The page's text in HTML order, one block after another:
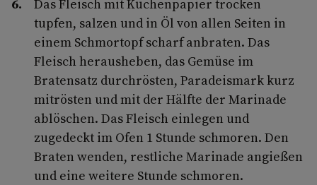
Das Fleisch mit Küchenpapier trocken
tupfen, salzen und in Öl von allen Seiten in
einem Schmortopf scharf anbraten. Das
Fleisch herausheben, das Gemüse im
Bratensatz durchrösten, Paradeismark kurz
mitrösten und mit der Hälfte der Marinade
ablöschen. Das Fleisch einlegen und
zugedeckt im Ofen 1 Stunde schmoren. Den
Braten wenden, restliche Marinade angießen
und eine weitere Stunde schmoren.